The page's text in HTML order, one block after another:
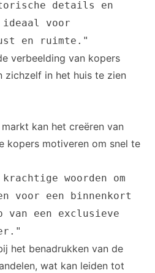
details en
ideaal voor
en ruimte."
verbeelding van kopers
zichzelf in het huis te zien
kan het creëren van
kopers motiveren om snel te
woorden om
voor een binnenkort
een exclusieve
het benadrukken van de
wat kan leiden tot